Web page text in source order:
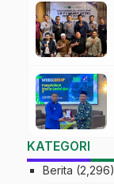
KATEGORI
Berita (2,296)